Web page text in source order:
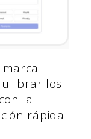
los
la
rápida